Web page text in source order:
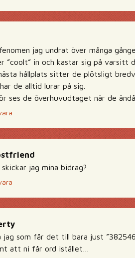
jag undrat över många
”coolt” in och kastar sig på varsitt
hållplats sitter de plötsligt
de alltid lurar på sig.
ses de överhuvudtaget när de
jag mina bidrag?
jag som får det till bara just
att ni får ord istället…